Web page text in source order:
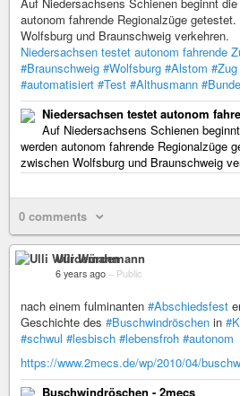
autonom fahrende Regionalzüge
Wolfsburg und Braunschweig verkehren.
Niedersachsen testet autonom fahrende
#Braunschweig #Wolfsburg #Alstom #Zug
#automatisiert #Test #Althusmann
Niedersachsen testet autonom
Auf Niedersachsens Schienen
werden autonom fahrende Regionalzüge
zwischen Wolfsburg und Braunschweig
0 comments
Ulli Würdemann
6 years ago – Public
nach einem fulminanten #Abschiedsfest
Geschichte des #Buschwindröschen in
#schwul #lesbisch #lebensfroh #autonom
https://www.2mecs.de/wp/2010/04/
Buschwindröschen - 2mecs